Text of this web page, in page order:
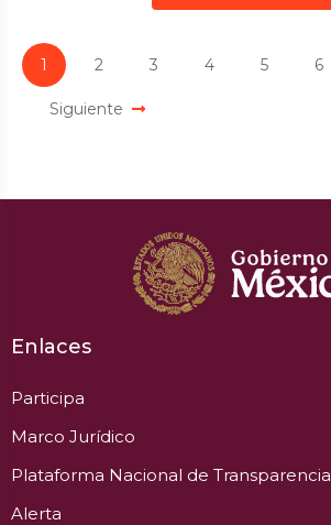
1 2 3 4 5 6
Siguiente
Enlaces
Participa
Marco Jurídico
Plataforma Nacional de Transparencia
Alerta